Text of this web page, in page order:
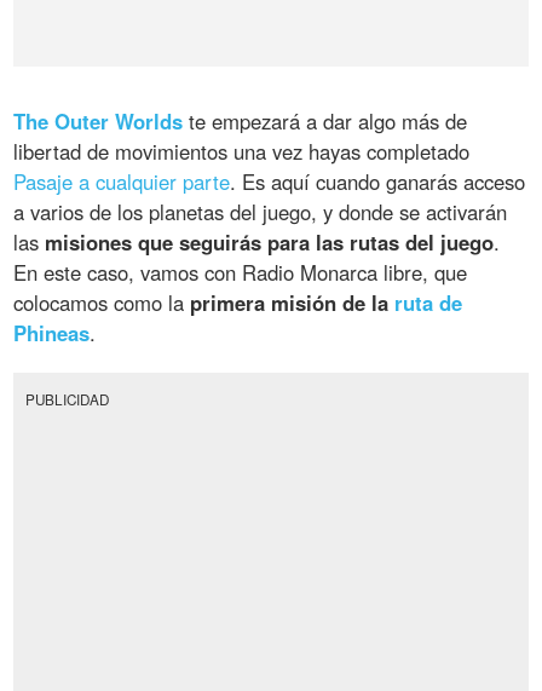
The Outer Worlds te empezará a dar algo más de
libertad de movimientos una vez hayas completado
Pasaje a cualquier parte. Es aquí cuando ganarás acceso
a varios de los planetas del juego, y donde se activarán
las misiones que seguirás para las rutas del juego.
En este caso, vamos con Radio Monarca libre, que
colocamos como la primera misión de la ruta de
Phineas.
PUBLICIDAD